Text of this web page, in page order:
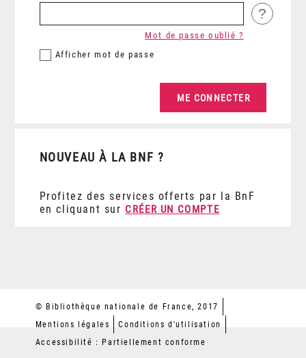
?
Afficher mot de passe
Mot de passe oublié ?
NOUVEAU À LA BNF ?
Profitez des services offerts par la BnF
en cliquant sur CRÉER UN COMPTE
© Bibliothèque nationale de France, 2017
Mentions légales
Conditions d'utilisation
Accessibilité : Partiellement conforme